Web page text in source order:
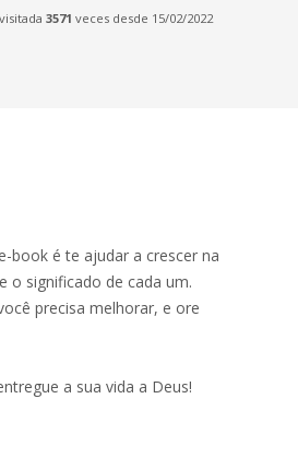
3571 veces desde 15/02/2022
book é te ajudar a crescer na
o significado de cada um.
precisa melhorar, e ore
a sua vida a Deus!